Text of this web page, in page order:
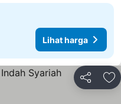
Lihat harga
Bagikan